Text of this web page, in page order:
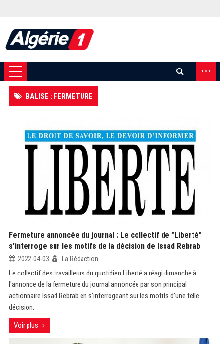
...
BALISE : FERMETURE
Fermeture annoncée du journal : Le collectif de "Liberté"
s'interroge sur les motifs de la décision de Issad Rebrab
2022-04-03 La Rédaction
Le collectif des travailleurs du quotidien Liberté a réagi dimanche à
l'annonce de la fermeture du journal annoncée par son principal
actionnaire Issad Rebrab en s'interrogeant sur les motifs d'une telle
décision.
Voir plus